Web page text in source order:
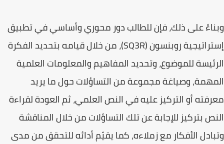
وبناءً على ذلك، فإن للطالب دور محوري وأساسي في تطبيق
إستراتيجية روبنسون (SQ3R)، من خلال قيامه بتحديد الفكرة
الرئيسة للموضوع، وتحديد المفاهيم والمعلومات العلمية
المهمة، وصياغة مجموعة من التساؤلات حول ما يريد
معرفته أو التركيز عليه في النص العلمي، ثم العودة لقراءة
النص بتركيز للإجابة عن تلك التساؤلات من خلال المناقشة
وتبادل الأفكار مع زملاءه، كما يقيّم أدائه للتحقق من مدى